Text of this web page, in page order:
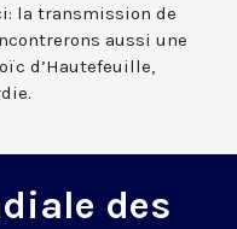
la transmission de
aussi une
d’Hautefeuille,
des